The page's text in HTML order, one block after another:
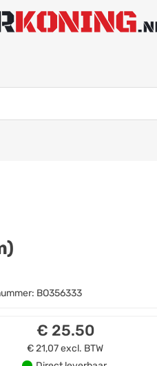
BO356333
€ 25.50
€ 21,07excl. BTW